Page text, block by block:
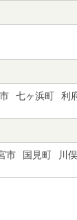
七ヶ浜町 利
市 国見町 川